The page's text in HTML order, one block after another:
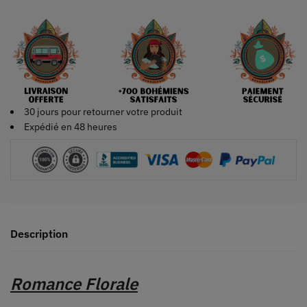
30 jours pour retourner votre produit
Expédié en 48 heures
Description
Romance Florale